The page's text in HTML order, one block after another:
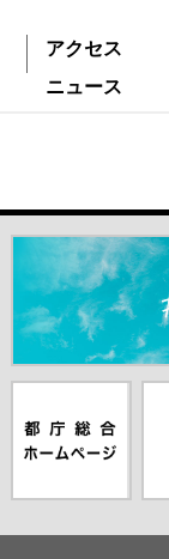
アクセス
ニュース
＃だから都立高
ムページ（別
ウインドウが